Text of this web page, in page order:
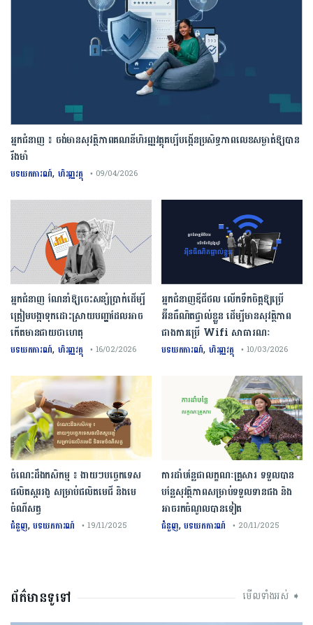
អ្នកជំនាញ ៖ ចង់មានសុវត្ថិភាពគណនីហិរញ្ញវត្ថុគប្បីបង្កើនប្រសិទ្ធភាពលេខសម្ងាត់ឱ្យបាន
រឹងមាំ
បទយកការណ៍, ហិរញ្ញវត្ថុ • 09/04/2026
អ្នកជំនាញឌីជីថល លើកទឹកចិត្តឱ្យប្រើ
អ៊ីនធឺណិតផ្ទាល់ខ្លួន ដើម្បីមានសុវត្ថិភាព
ជាងការប្រើ Wifi​ សាធារណៈ
បទយកការណ៍, ហិរញ្ញវត្ថុ • 10/03/2026
អ្នកជំនាញ ណែនាំឱ្យចេះសន្សំប្រាក់ដើម្បី
ត្រៀមបង្កាទុកដោះស្រាយបញ្ហាដែលអាច
កើតមានជាយថាហេតុ
បទយកការណ៍, ហិរញ្ញវត្ថុ • 16/02/2026
ការដាំបន្លែជាលក្ខណៈគ្រួសារ ទទួលបាន
បន្លែសុវត្ថិភាពសម្រាប់ទទួលទានផង និង
អាចរកចំណូលបានទៀត
ជំនួញ,បទយកការណ៍ • 20/11/2025
ចំណេះដឹងកសិកម្ម ៖ ងាយៗបច្ចេកទេស
ផលិតស្កររងូ សម្រាប់ផលិតមេជី និងមេ
ចំណីសត្វ
ជំនួញ,បទយកការណ៍ • 19/11/2025
ព័ត៌មានទូទៅ មើលទាំងអស់ ➧